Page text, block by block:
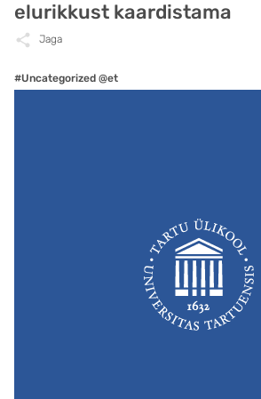
elurikkust kaardistama
Jaga
#Uncategorized @et